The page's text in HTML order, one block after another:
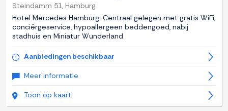
Steindamm 51, Hamburg
Hotel Mercedes Hamburg: Centraal gelegen met gratis WiFi,
conciërgeservice, hypoallergeen beddengoed, nabij
stadhuis en Miniatur Wunderland.
Aanbiedingen beschikbaar
Meer informatie
Toon op kaart